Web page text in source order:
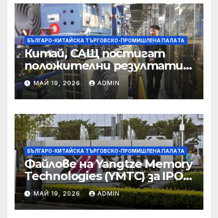
корпоративната
престъпност
БЪЛГАРО-КИТАЙСКА ТЪРГОВСКО-ПРОМИШЛЕНА ПАЛAТА
Китай, САЩ постигат
положителни резултати в
икономическите и
търговски консултации:
министерство
МАЙ 19, 2026 ADMIN
БЪЛГАРО-КИТАЙСКА ТЪРГОВСКО-ПРОМИШЛЕНА ПАЛAТА
Файлове на Yangtze Memory
Technologies (YMTC) за IPO
на STAR Market
МАЙ 19, 2026 ADMIN